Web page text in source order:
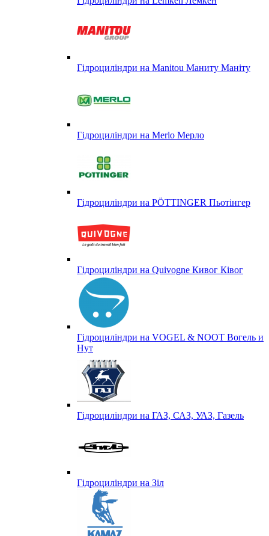
Гідроциліндри на Manitou Маниту Маніту
Гідроциліндри на Merlo Мерло
Гідроциліндри на PÖTTINGER Пьотінгер
Гідроциліндри на Quivogne Кивог Ківог
Гідроциліндри на VOGEL & NOOT Вогель и
Нут
Гідроциліндри на ГАЗ, САЗ, УАЗ, Газель
Гідроциліндри на Зіл